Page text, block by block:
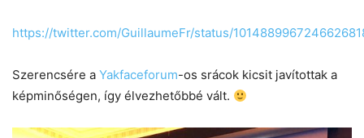
https://twitter.com/GuillaumeFr/status/
Szerencsére a Yakfaceforum-os srácok kicsit javítottak a
képminőségen, így élvezhetőbbé vált.